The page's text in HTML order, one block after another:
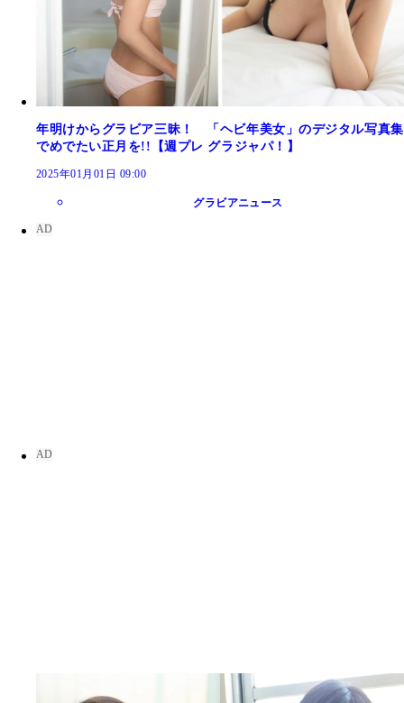
年明けからグラビア三昧！ 「ヘビ年美女」のデジタル写真集
でめでたい正月を!!【週プレ グラジャパ！】
2025年01月01日 09:00
グラビアニュース